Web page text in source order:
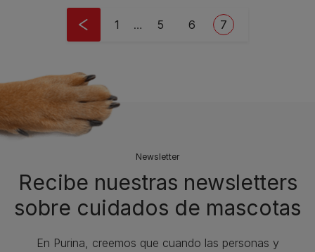
First page
1 … Page
5 Page
6 Current page
7
Newsletter
Recibe nuestras newsletters
sobre cuidados de mascotas​
En Purina, creemos que cuando las personas y